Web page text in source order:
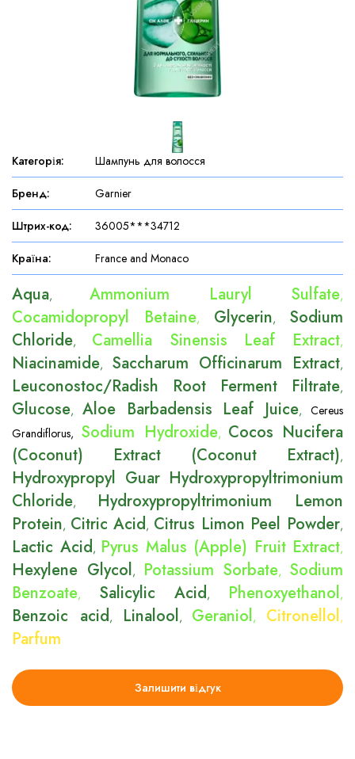
Категорія: Шампунь для волосся
Бренд: Garnier
Штрих-код: 36005***34712
Країна: France and Monaco
Aqua,Ammonium Lauryl Sulfate,
Cocamidopropyl Betaine, Glycerin, Sodium
Chloride, Camellia Sinensis Leaf Extract,
Niacinamide, Saccharum Officinarum Extract,
Leuconostoc/Radish Root Ferment Filtrate,
Glucose,Aloe Barbadensis Leaf Juice,Cereus
Grandiflorus, Sodium Hydroxide, Cocos Nucifera
(Coconut) Extract (Coconut Extract),
Hydroxypropyl Guar Hydroxypropyltrimonium
Chloride, Hydroxypropyltrimonium Lemon
Protein, Citric Acid, Citrus Limon Peel Powder,
Lactic Acid, Pyrus Malus (Apple) Fruit Extract,
Hexylene Glycol, Potassium Sorbate, Sodium
Benzoate, Salicylic Acid, Phenoxyethanol,
Benzoic acid, Linalool, Geraniol, Citronellol,
Parfum
Залишити відгук